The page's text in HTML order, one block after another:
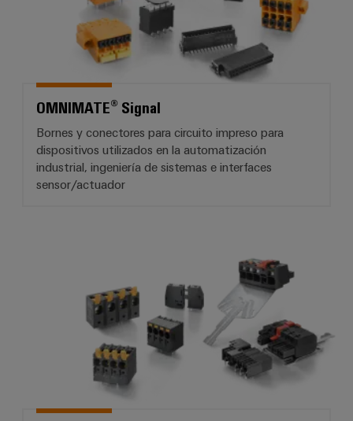
OMNIMATE® Signal
Bornes y conectores para circuito impreso para
dispositivos utilizados en la automatización
industrial, ingeniería de sistemas e interfaces
sensor/actuador